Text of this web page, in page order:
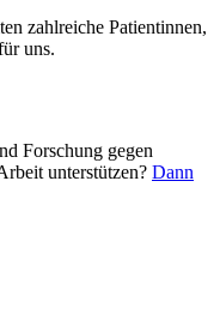
zahlreiche Patientinnen,
uns.
Forschung gegen
unterstützen? Dann